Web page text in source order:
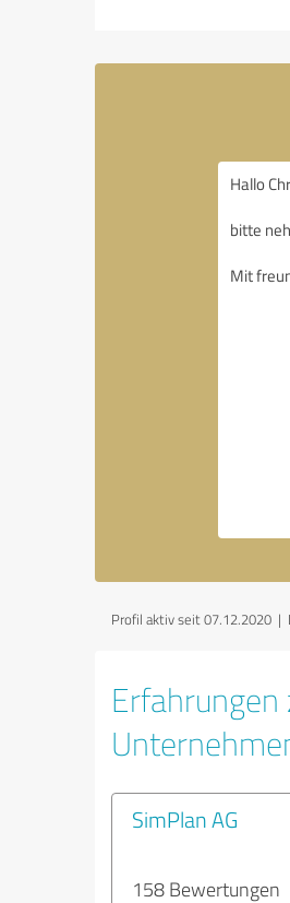
Profil aktiv seit 07.12.2020 |
SimPlan AG
158 Bewertungen